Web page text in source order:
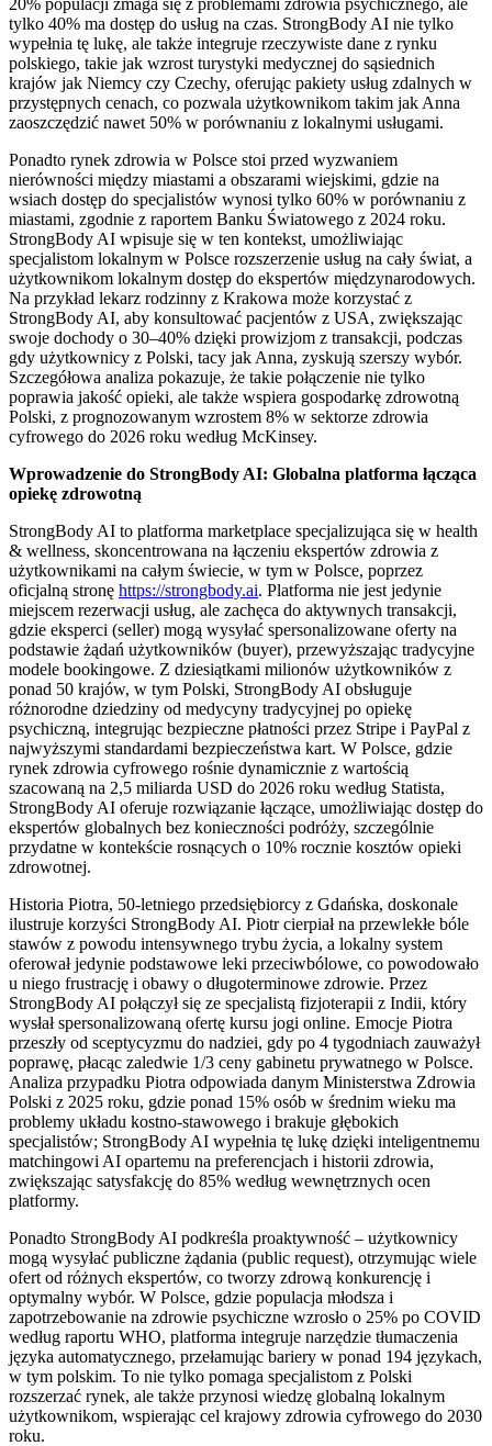
tylko 40% ma dostęp do usług na czas. StrongBody AI nie tylko
wypełnia tę lukę, ale także integruje rzeczywiste dane z rynku
polskiego, takie jak wzrost turystyki medycznej do sąsiednich
krajów jak Niemcy czy Czechy, oferując pakiety usług zdalnych w
przystępnych cenach, co pozwala użytkownikom takim jak Anna
zaoszczędzić nawet 50% w porównaniu z lokalnymi usługami.
Ponadto rynek zdrowia w Polsce stoi przed wyzwaniem
nierówności między miastami a obszarami wiejskimi, gdzie na
wsiach dostęp do specjalistów wynosi tylko 60% w porównaniu z
miastami, zgodnie z raportem Banku Światowego z 2024 roku.
StrongBody AI wpisuje się w ten kontekst, umożliwiając
specjalistom lokalnym w Polsce rozszerzenie usług na cały świat, a
użytkownikom lokalnym dostęp do ekspertów międzynarodowych.
Na przykład lekarz rodzinny z Krakowa może korzystać z
StrongBody AI, aby konsultować pacjentów z USA, zwiększając
swoje dochody o 30–40% dzięki prowizjom z transakcji, podczas
gdy użytkownicy z Polski, tacy jak Anna, zyskują szerszy wybór.
Szczegółowa analiza pokazuje, że takie połączenie nie tylko
poprawia jakość opieki, ale także wspiera gospodarkę zdrowotną
Polski, z prognozowanym wzrostem 8% w sektorze zdrowia
cyfrowego do 2026 roku według McKinsey.
Wprowadzenie do StrongBody AI: Globalna platforma łącząca
opiekę zdrowotną
StrongBody AI to platforma marketplace specjalizująca się w health
& wellness, skoncentrowana na łączeniu ekspertów zdrowia z
użytkownikami na całym świecie, w tym w Polsce, poprzez
oficjalną stronę https://strongbody.ai. Platforma nie jest jedynie
miejscem rezerwacji usług, ale zachęca do aktywnych transakcji,
gdzie eksperci (seller) mogą wysyłać spersonalizowane oferty na
podstawie żądań użytkowników (buyer), przewyższając tradycyjne
modele bookingowe. Z dziesiątkami milionów użytkowników z
ponad 50 krajów, w tym Polski, StrongBody AI obsługuje
różnorodne dziedziny od medycyny tradycyjnej po opiekę
psychiczną, integrując bezpieczne płatności przez Stripe i PayPal z
najwyższymi standardami bezpieczeństwa kart. W Polsce, gdzie
rynek zdrowia cyfrowego rośnie dynamicznie z wartością
szacowaną na 2,5 miliarda USD do 2026 roku według Statista,
StrongBody AI oferuje rozwiązanie łączące, umożliwiając dostęp do
ekspertów globalnych bez konieczności podróży, szczególnie
przydatne w kontekście rosnących o 10% rocznie kosztów opieki
zdrowotnej.
Historia Piotra, 50-letniego przedsiębiorcy z Gdańska, doskonale
ilustruje korzyści StrongBody AI. Piotr cierpiał na przewlekłe bóle
stawów z powodu intensywnego trybu życia, a lokalny system
oferował jedynie podstawowe leki przeciwbólowe, co powodowało
u niego frustrację i obawy o długoterminowe zdrowie. Przez
StrongBody AI połączył się ze specjalistą fizjoterapii z Indii, który
wysłał spersonalizowaną ofertę kursu jogi online. Emocje Piotra
przeszły od sceptycyzmu do nadziei, gdy po 4 tygodniach zauważył
poprawę, płacąc zaledwie 1/3 ceny gabinetu prywatnego w Polsce.
Analiza przypadku Piotra odpowiada danym Ministerstwa Zdrowia
Polski z 2025 roku, gdzie ponad 15% osób w średnim wieku ma
problemy układu kostno-stawowego i brakuje głębokich
specjalistów; StrongBody AI wypełnia tę lukę dzięki inteligentnemu
matchingowi AI opartemu na preferencjach i historii zdrowia,
zwiększając satysfakcję do 85% według wewnętrznych ocen
platformy.
Ponadto StrongBody AI podkreśla proaktywność – użytkownicy
mogą wysyłać publiczne żądania (public request), otrzymując wiele
ofert od różnych ekspertów, co tworzy zdrową konkurencję i
optymalny wybór. W Polsce, gdzie populacja młodsza i
zapotrzebowanie na zdrowie psychiczne wzrosło o 25% po COVID
według raportu WHO, platforma integruje narzędzie tłumaczenia
języka automatycznego, przełamując bariery w ponad 194 językach,
w tym polskim. To nie tylko pomaga specjalistom z Polski
rozszerzać rynek, ale także przynosi wiedzę globalną lokalnym
użytkownikom, wspierając cel krajowy zdrowia cyfrowego do 2030
roku.